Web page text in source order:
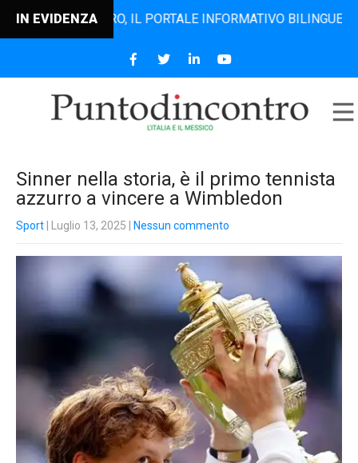
IN EVIDENZAIL PORTALE INFORMATIVO BILINGUE CHE
Sinner nella storia, è il primo tennista
azzurro a vincere a Wimbledon
Sport | Luglio 13, 2025 Nessun commento